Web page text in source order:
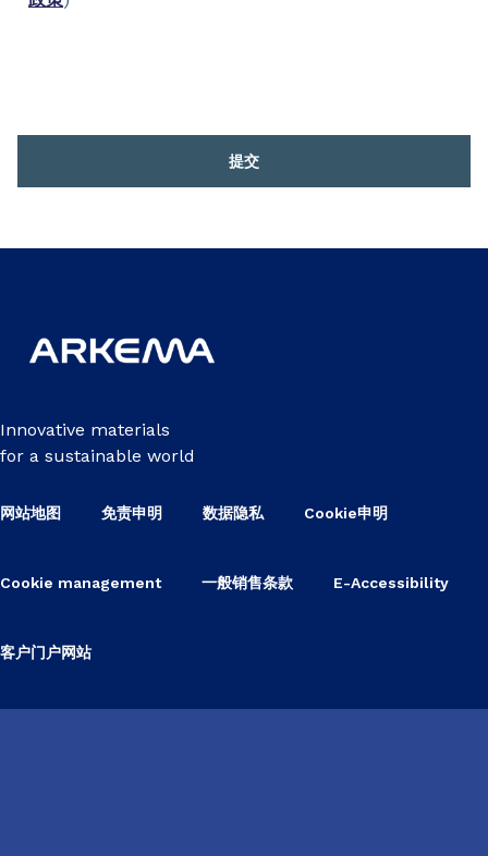
提交
Innovative materials
for a sustainable world
网站地图 免责申明 数据隐私 Cookie申明
Cookie management 一般销售条款 E-Accessibility
客户门户网站